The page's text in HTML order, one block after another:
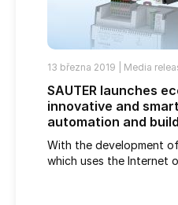
13 března 2019 | Media
SAUTER launches
innovative and
automation and
With the development
which uses the Internet